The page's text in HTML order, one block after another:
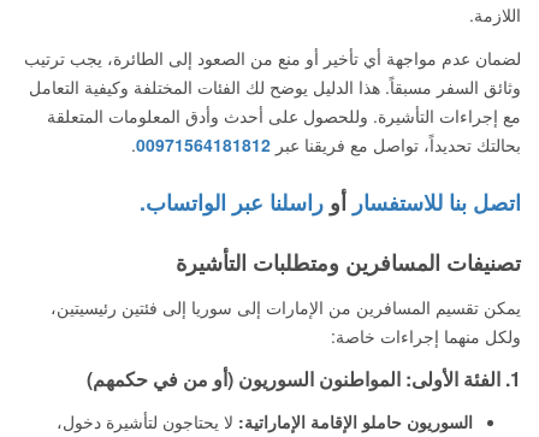
اللازمة.
لضمان عدم مواجهة أي تأخير أو منع من الصعود إلى الطائرة، يجب ترتيب
وثائق السفر مسبقاً. هذا الدليل يوضح لك الفئات المختلفة وكيفية التعامل
مع إجراءات التأشيرة. وللحصول على أحدث وأدق المعلومات المتعلقة
بحالتك تحديداً، تواصل مع فريقنا عبر 00971564181812
.
اتصل بنا للاستفسار أو راسلنا عبر الواتساب.
تصنيفات المسافرين ومتطلبات التأشيرة
يمكن تقسيم المسافرين من الإمارات إلى سوريا إلى فئتين رئيسيتين،
ولكل منهما إجراءات خاصة:
1. الفئة الأولى: المواطنون السوريون (أو من في حكمهم)
السوريون حاملو الإقامة الإماراتية: لا يحتاجون لتأشيرة دخول،